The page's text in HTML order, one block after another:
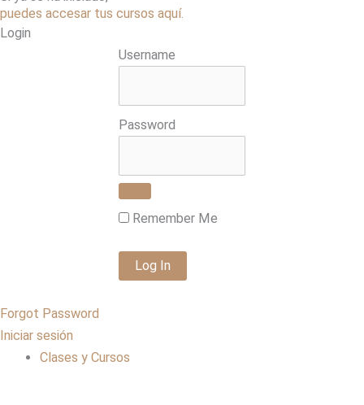
puedes accesar tus cursos aquí.
Login
Username
Password
Remember Me
Forgot Password
Iniciar sesión
Clases y Cursos